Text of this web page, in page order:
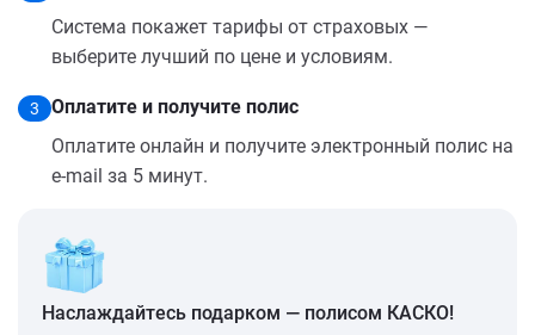
Система покажет тарифы от страховых —
выберите лучший по цене и условиям.
3
Оплатите и получите полис
Оплатите онлайн и получите электронный полис на
e-mail за 5 минут.
Наслаждайтесь подарком — полисом КАСКО!